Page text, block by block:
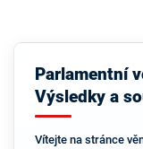
Parlamentní
Výsledky a
Vítejte na stránce